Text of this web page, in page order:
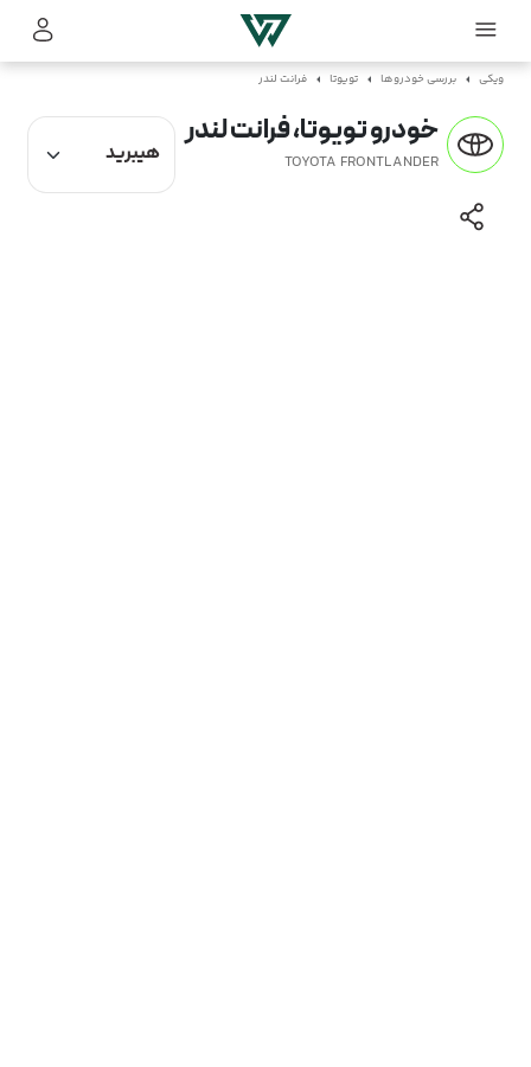
ویکی بررسی خودروها تویوتا فرانت لندر
خودرو تویوتا، فرانت لندر
TOYOTA FRONTLANDER